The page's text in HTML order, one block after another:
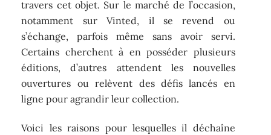
travers cet objet. Sur le marché de l’occasion,
notamment sur Vinted, il se revend ou
s’échange, parfois même sans avoir servi.
Certains cherchent à en posséder plusieurs
éditions, d’autres attendent les nouvelles
ouvertures ou relèvent des défis lancés en
ligne pour agrandir leur collection.
Voici les raisons pour lesquelles il déchaîne